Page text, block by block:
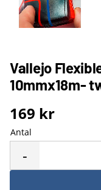
Vallejo
10mmx18m-
169 kr
Antal
-